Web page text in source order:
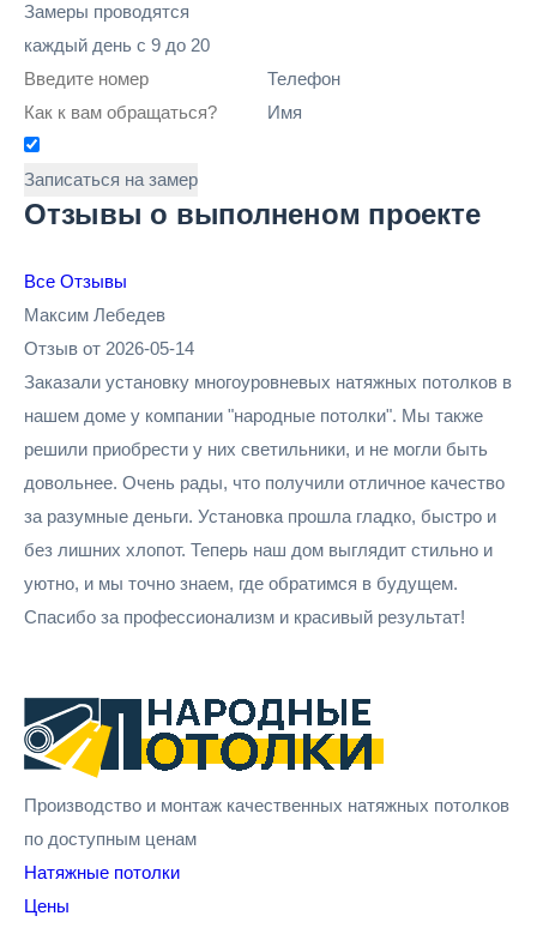
Замеры проводятся
каждый день с 9 до 20
Телефон
Имя
Записаться на замер
Отзывы о выполненом проекте
Все Отзывы
Максим Лебедев
Отзыв от 2026-05-14
Заказали установку многоуровневых натяжных потолков в
нашем доме у компании "народные потолки". Мы также
решили приобрести у них светильники, и не могли быть
довольнее. Очень рады, что получили отличное качество
за разумные деньги. Установка прошла гладко, быстро и
без лишних хлопот. Теперь наш дом выглядит стильно и
уютно, и мы точно знаем, где обратимся в будущем.
Спасибо за профессионализм и красивый результат!
Производство и монтаж качественных натяжных потолков
по доступным ценам
Натяжные потолки
Цены